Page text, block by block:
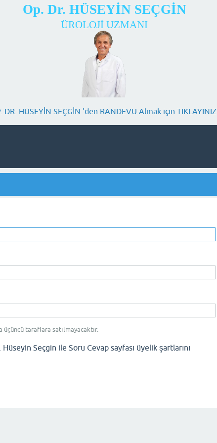
Op. Dr. HÜSEYİN SEÇGİN
ÜROLOJİ UZMANI
DR. HÜSEYİN SEÇGİN 'den RANDEVU Almak için TIKLAYINIZ.
üçüncü taraflara satılmayacaktır.
Seçgin ile Soru Cevap sayfası üyelik şartlarını